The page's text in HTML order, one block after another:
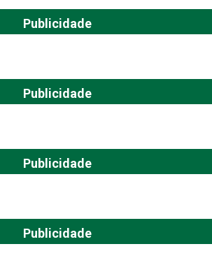
Publicidade
Publicidade
Publicidade
Publicidade